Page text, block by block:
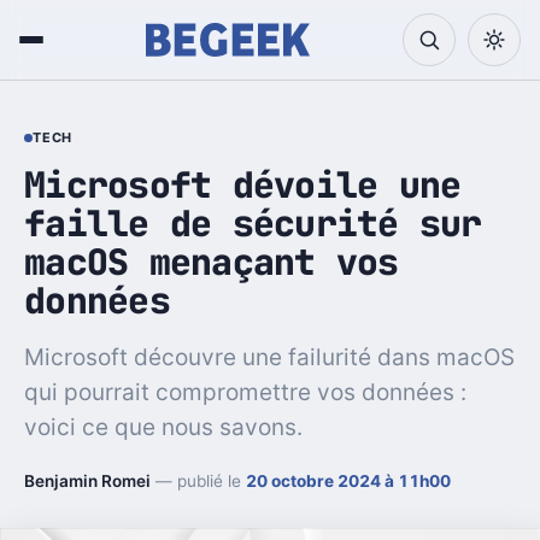
TECH
Microsoft dévoile une
faille de sécurité sur
macOS menaçant vos
données
Microsoft découvre une failurité dans macOS
qui pourrait compromettre vos données :
voici ce que nous savons.
Benjamin Romei — publié le 20 octobre 2024 à 11h00